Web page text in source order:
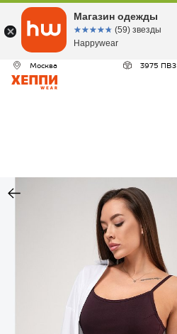
Москва 3975 ПВЗ
Магазин одежды
☆☆☆☆☆
★★★★★ (59) звезды
Happywear